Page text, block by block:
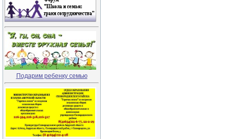
Подарим ребенку семью